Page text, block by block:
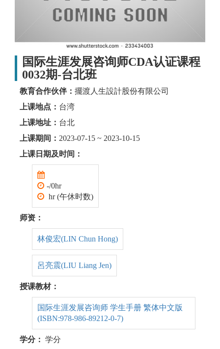
国际生涯发展咨询师CDA认证课程
0032期-台北班
教育合作伙伴： 擺渡人生設計股份有限公司
上课地点： 台湾
上课地址： 台北
上课期间： 2023-07-15 ~ 2023-10-15
上课日期及时间：
-/0hr
hr (午休时数)
师资：
林俊宏(LIN Chun Hong)
呂亮震(LIU Liang Jen)
授课教材：
国际生涯发展咨询师 学生手册 繁体中文版
(ISBN:978-986-89212-0-7)
学分： 学分